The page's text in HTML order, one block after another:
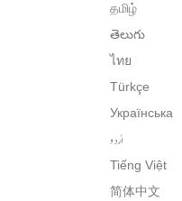
தமிழ்
తెలుగు
ไทย
Türkçe
Українська
اُردو
Tiếng Việt
简体中文